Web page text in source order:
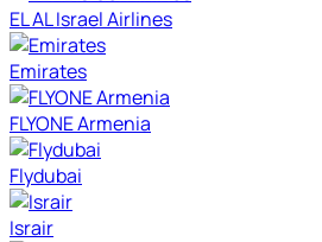
EL AL Israel Airlines
Emirates
FLYONE Armenia
Flydubai
Israir